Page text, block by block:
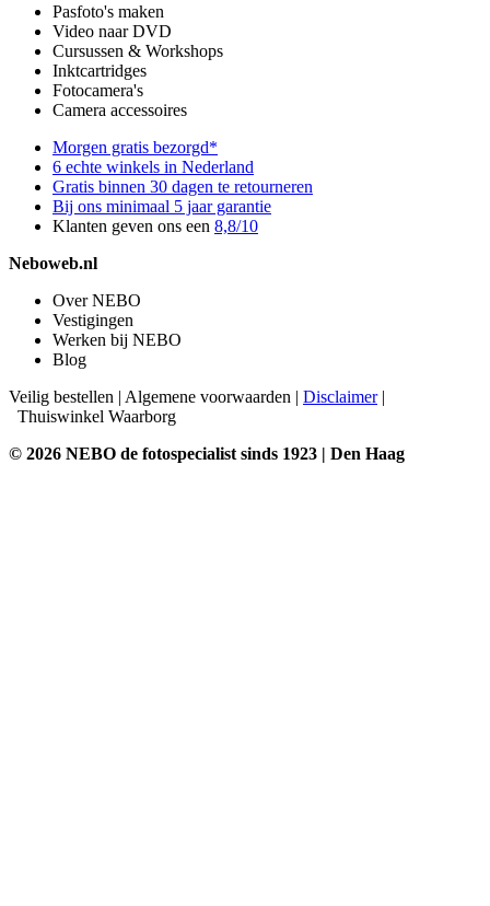
Pasfoto's maken
Video naar DVD
Cursussen & Workshops
Inktcartridges
Fotocamera's
Camera accessoires
Morgen gratis bezorgd*
6 echte winkels in Nederland
Gratis binnen 30 dagen te retourneren
Bij ons minimaal 5 jaar garantie
Klanten geven ons een 8,8/10
Neboweb.nl
Over NEBO
Vestigingen
Werken bij NEBO
Blog
Veilig bestellen | Algemene voorwaarden | Disclaimer|
Thuiswinkel Waarborg
© 2026 NEBO de fotospecialist sinds 1923 | Den Haag